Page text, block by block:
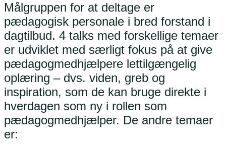
Målgruppen for at deltage er
pædagogisk personale i bred forstand i
dagtilbud. 4 talks med forskellige temaer
er udviklet med særligt fokus på at give
pædagogmedhjælpere lettilgængelig
oplæring – dvs. viden, greb og
inspiration, som de kan bruge direkte i
hverdagen som ny i rollen som
pædagogmedhjælper. De andre temaer
er: